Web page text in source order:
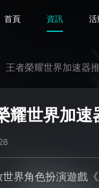
首頁 資訊 活
王者榮耀世界加速器
耀世界加速
世界角色扮演遊戲